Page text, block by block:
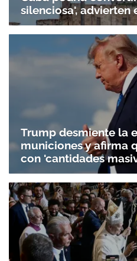
silenciosa', advierten
Trump desmiente la
municiones y afirma
con 'cantidades